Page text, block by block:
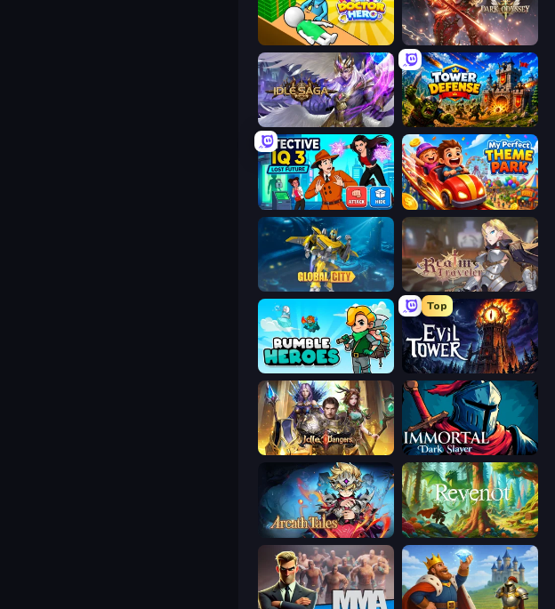
Doctor Hero Dark Odyssey
Idle Saga Tower Defense
Detective IQ 3 My Perfect Theme Park
Global City Realm Traveler
Rumble Heroes
Top
Evil Tower
Idle Dangers Immortal: Dark Slayer
Arcath Tales Revenot